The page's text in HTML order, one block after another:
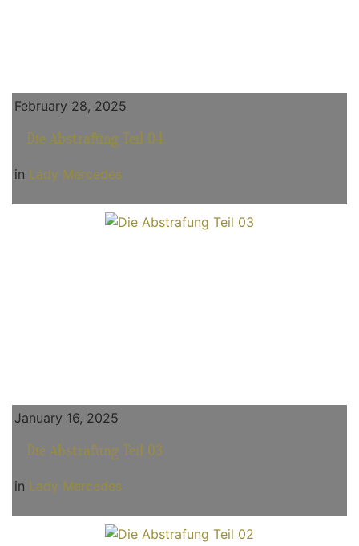
February 28, 2025
Die Abstrafung Teil 04
in Lady Mercedes
January 16, 2025
Die Abstrafung Teil 03
in Lady Mercedes